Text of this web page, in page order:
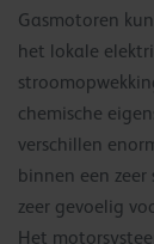
Gasmotoren
het lokale
chemische
verschillen
binnen een
zeer gevoelig
Het